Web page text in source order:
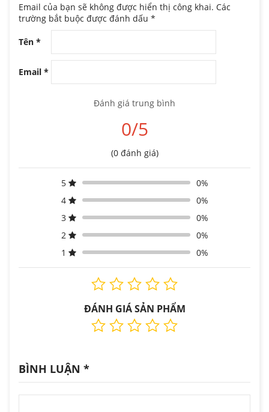
Email của bạn sẽ không được hiển thị công khai. Các
trường bắt buộc được đánh dấu *
Tên *
Email *
Đánh giá trung bình
0/5
(0 đánh giá)
5
0%
4
0%
3
0%
2
0%
1
0%
ĐÁNH GIÁ SẢN PHẨM
BÌNH LUẬN *